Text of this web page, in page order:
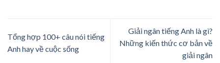
Tổng hợp 100+ câu nói tiếng
Anh hay về cuộc sống
Giải ngân tiếng Anh là gì?
Những kiến thức cơ bản về
giải ngân